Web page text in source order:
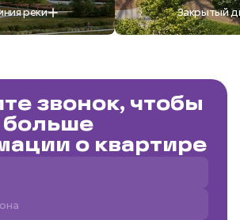
реки Закрытый
звонок, чтобы
больше
о квартире